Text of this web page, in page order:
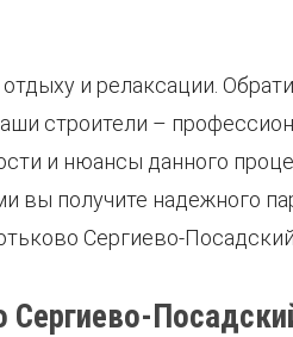
и релаксации.
строители –
и нюансы данного
вы получите надежного
Сергиево-